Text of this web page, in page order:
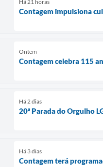
Há 21 horas
Contagem impulsiona
Ontem
Contagem celebra 115
Há 2 dias
20ª Parada do Orgulho
Há 3 dias
Contagem terá